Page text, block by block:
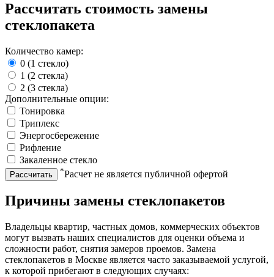
Рассчитать стоимость замены
стеклопакета
Количество камер:
0 (1 стекло)
1 (2 стекла)
2 (3 стекла)
Дополнительные опции:
Тонировка
Триплекс
Энергосбережение
Рифление
Закаленное стекло
*Расчет не является публичной офертой
Причины замены стеклопакетов
Владельцы квартир, частных домов, коммерческих объектов
могут вызвать наших специалистов для оценки объема и
сложности работ, снятия замеров проемов. Замена
стеклопакетов в Москве является часто заказываемой услугой,
к которой прибегают в следующих случаях: